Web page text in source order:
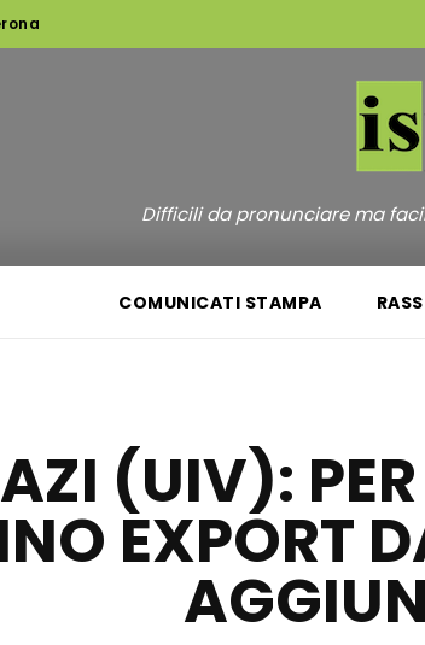
Difficili da pronunciare ma
COMUNICATI STAMPA
(UIV):
EXPORT